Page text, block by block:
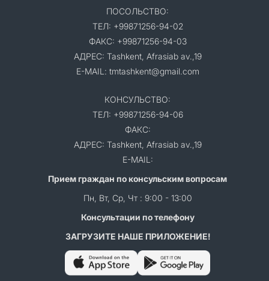
ПОСОЛЬСТВО:
ТЕЛ: +99871256-94-02
ФАКС: +99871256-94-03
АДРЕС: Tashkent, Afrasiab av.,19
E-MAIL: tmtashkent@gmail.com
КОНСУЛЬСТВО:
ТЕЛ: +99871256-94-06
ФАКС:
АДРЕС: Tashkent, Afrasiab av.,19
E-MAIL:
Прием граждан по консульским вопросам
Пн, Вт, Ср, Чт : 9:00 - 13:00
Консультации по телефону
ЗАГРУЗИТЕ НАШЕ ПРИЛОЖЕНИЕ!